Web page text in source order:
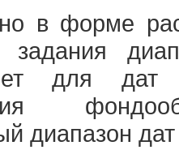
в форме
задания
для
диапазон